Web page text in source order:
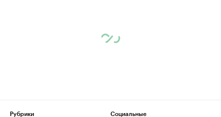
Рубрики
Социальные